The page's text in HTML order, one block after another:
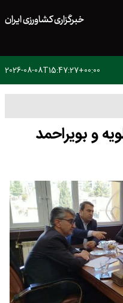
خبرگزاری کشاورزی ایران
2026-08-08T15:47:27+00:00
و بویراحمد